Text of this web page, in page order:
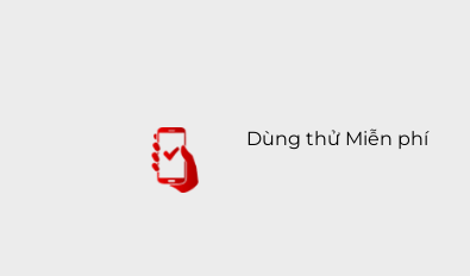
Dùng thử Miễn phí